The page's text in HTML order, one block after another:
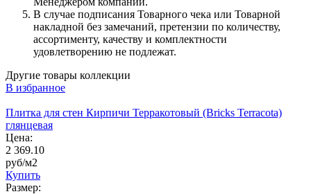
В случае подписания Товарного чека или Товарной
накладной без замечаний, претензии по количеству,
ассортименту, качеству и комплектности
удовлетворению не подлежат.
Другие товары коллекции
В избранное
Плитка для стен Кирпичи Терракотовый (Bricks Terracota)
глянцевая
Цена:
2 369.10
руб/м2
Купить
Размер: